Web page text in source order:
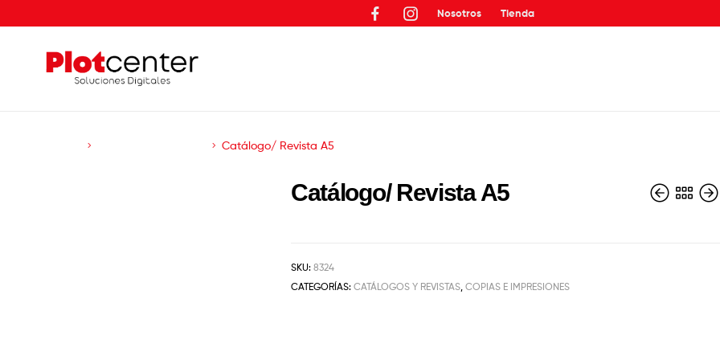
Nosotros Tienda
Catálogo/ Revista A5
Catálogo/ Revista A5
SKU: 8324
CATEGORÍAS: CATÁLOGOS Y REVISTAS, COPIAS E IMPRESIONES